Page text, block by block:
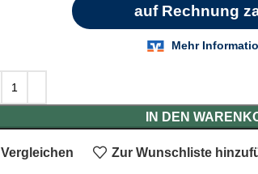
IN DEN
Vergleichen Zur Wunschliste